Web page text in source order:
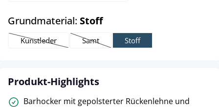
Grundmaterial: Stoffauswählen
Kunstleder
(Diese Option ist zurzeit nicht verfügbar.)
Samt
(Diese Option ist zurzeit nicht verfügbar.)
Stoff
Produkt-Highlights
Barhocker mit gepolsterter Rückenlehne und